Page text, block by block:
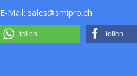
E-Mail: sales@smipro.ch
teilen teilen